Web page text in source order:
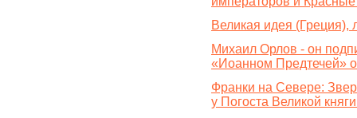
Великая идея (Греция),
Михаил Орлов - он
«Иоанном Предтечей»
Франки на Севере:
у Погоста Великой